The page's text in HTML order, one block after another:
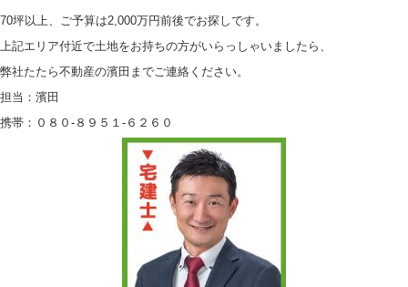
70坪以上、ご予算は2,000万円前後でお探しです。
上記エリア付近で土地をお持ちの方がいらっしゃいましたら、
弊社たたら不動産の濱田までご連絡ください。
担当：濱田
携帯：０８０-８９５１-６２６０